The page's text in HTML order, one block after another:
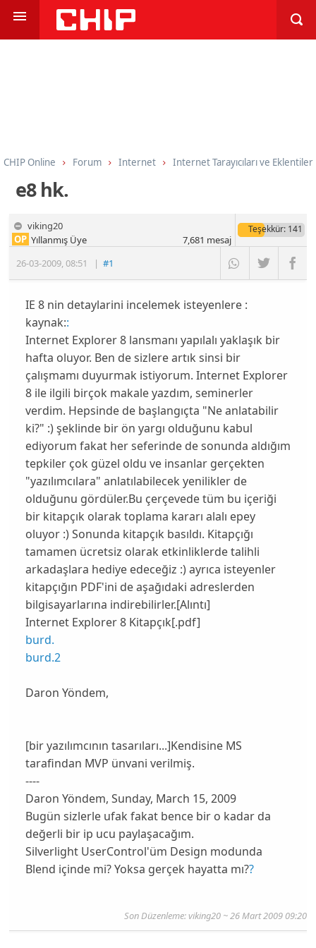
CHIP Online Forum Internet Internet Tarayıcıları ve Eklentiler
e8 hk.
viking20
26-03-2009,08:51 |#1
OP Yıllanmış Üye
Teşekkür: 141
7,681 mesaj
IE 8 nin detaylarini incelemek isteyenlere :
kaynak::
Internet Explorer 8 lansmanı yapılalı yaklaşık bir
hafta oluyor. Ben de sizlere artık sinsi bir
çalışmamı duyurmak istiyorum. Internet Explorer
8 ile ilgili birçok makale yazdım, seminerler
verdim. Hepsinde de başlangıçta "Ne anlatabilir
ki?" :) şeklinde bir ön yargı olduğunu kabul
ediyorum fakat her seferinde de sonunda aldığım
tepkiler çok güzel oldu ve insanlar gerçekten
"yazılımcılara" anlatılabilecek yenilikler de
olduğunu gördüler.Bu çerçevede tüm bu içeriği
bir kitapçık olarak toplama kararı alalı epey
oluyor :) Sonunda kitapçık basıldı. Kitapçığı
tamamen ücretsiz olarak etkinliklerde talihli
arkadaşlara hediye edeceğiz :) ayrıca isteyenler
kitapçığın PDF'ini de aşağıdaki adreslerden
bilgisayarlarına indirebilirler.[Alıntı]
Internet Explorer 8 Kitapçık[.pdf]
burd.
burd.2
Daron Yöndem,
[bir yazılımcının tasarıları...]Kendisine MS
tarafindan MVP ünvani verilmiş.
----
Daron Yöndem, Sunday, March 15, 2009
Bugün sizlerle ufak fakat bence bir o kadar da
değerli bir ip ucu paylaşacağım.
Silverlight UserControl'üm Design modunda
Blend içinde mi? Yoksa gerçek hayatta mı??
Son Düzenleme:viking20~ 26 Mart 2009 09:20